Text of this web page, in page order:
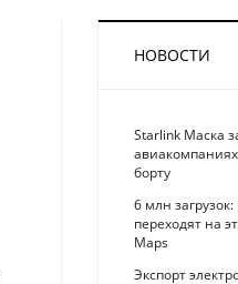
НОВОСТИ
Starlink Маска
борту
6 млн
переходят на
Maps
Экспорт